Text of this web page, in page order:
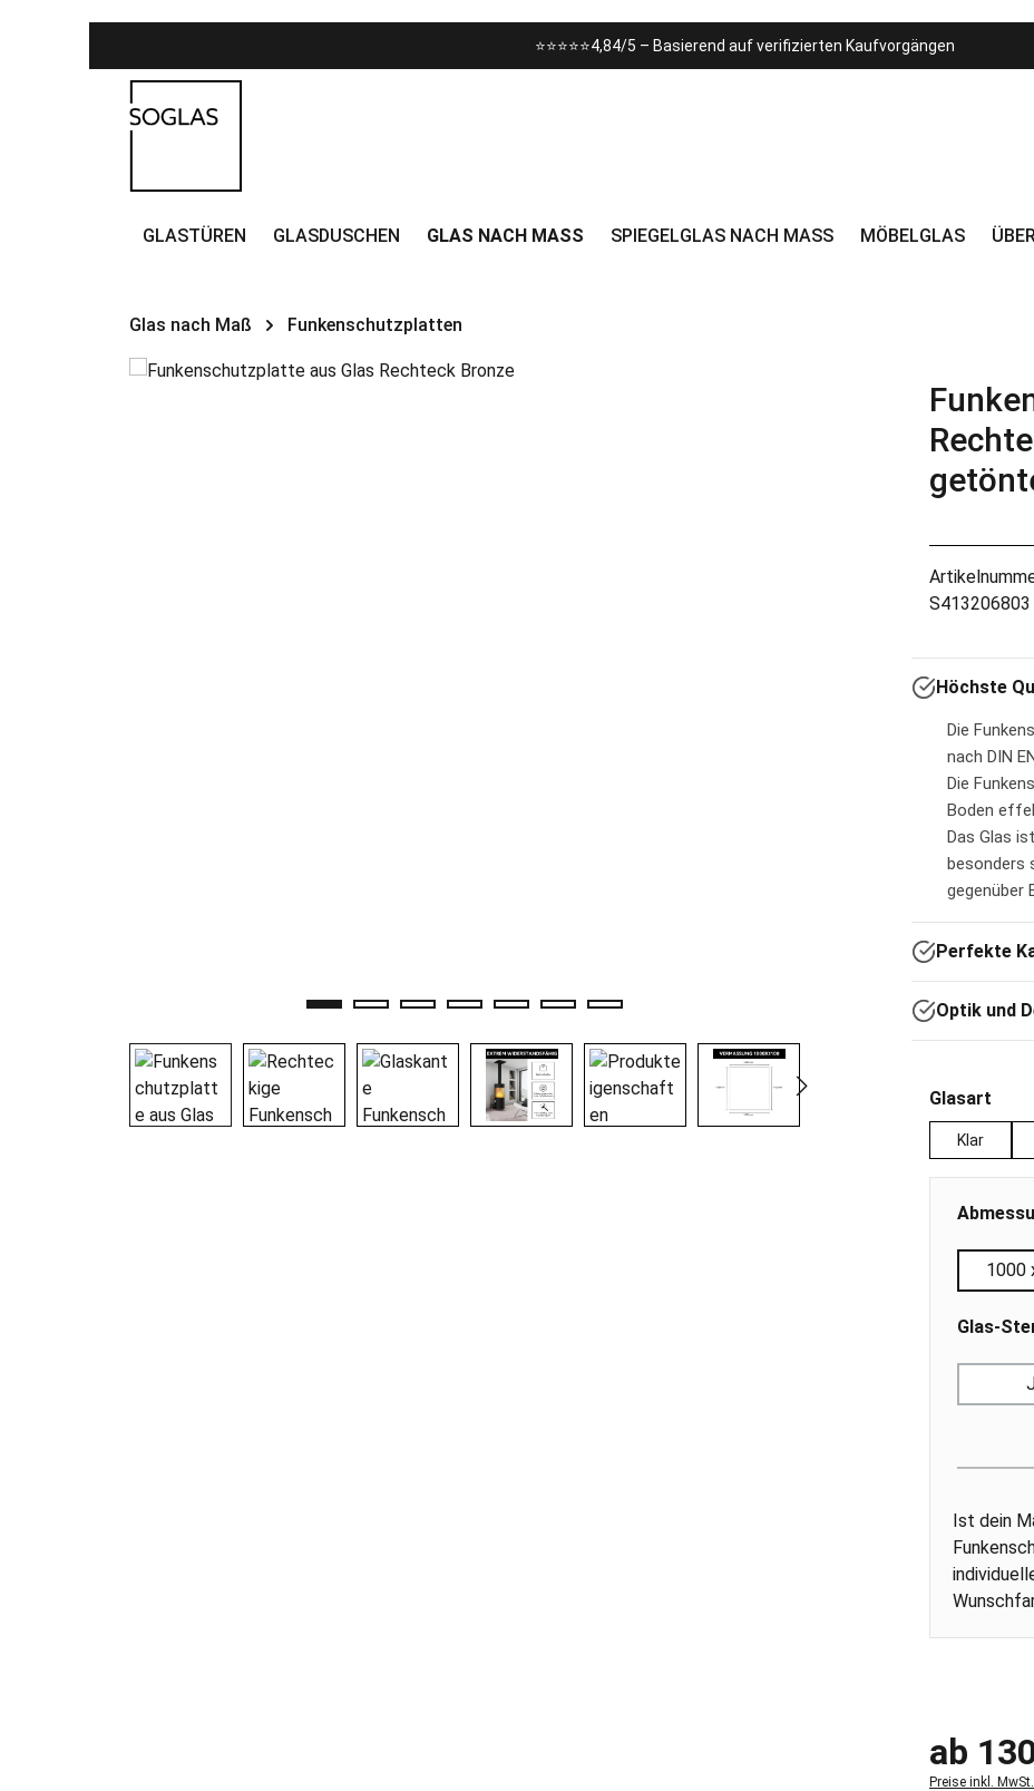
⭐⭐⭐⭐⭐4,84/5 – Basierend auf verifizierten Kaufvorgängen
GLASTÜREN GLASDUSCHEN GLAS NACH MASS SPIEGELGLAS NACH MASS MÖBELGLAS
Glas nach Maß Funkenschutzplatten
Bildergalerie überspringen
S413206803
Höchste
Die
nach DIN
Die
Boden
Das Glas
besonders
gegenüber
Perfekte
Optik und
Regulärer
ab
Preise inkl.
Glasart
Klar
1000
Glas-
Ist dein